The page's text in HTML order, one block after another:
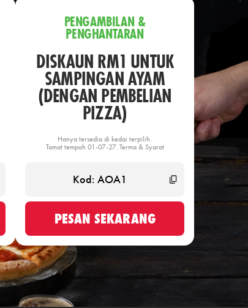
PENGAMBILAN &
PENGHANTARAN
DISKAUN RM1 UNTUK
SAMPINGAN AYAM
(DENGAN PEMBELIAN
PIZZA)
Hanya tersedia di kedai terpilih.
Tamat tempoh 01-07-27. Terma & Syarat
PESAN SEKARANG